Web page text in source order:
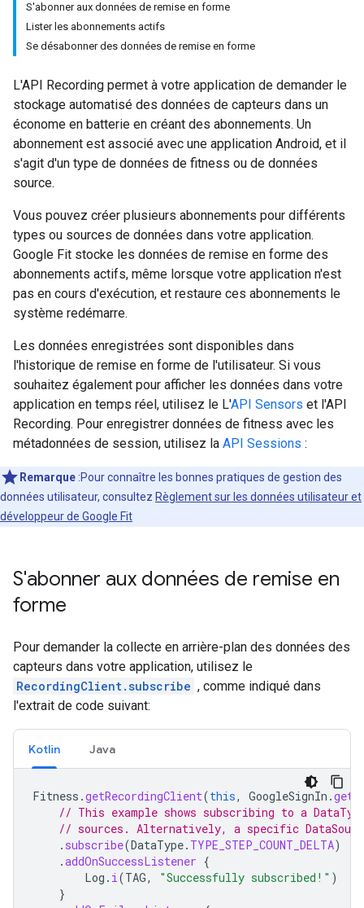
S'abonner aux données de remise en forme
Lister les abonnements actifs
Se désabonner des données de remise en forme
L'API Recording permet à votre application de demander le
stockage automatisé des données de capteurs dans un
économe en batterie en créant des abonnements. Un
abonnement est associé avec une application Android, et il
s'agit d'un type de données de fitness ou de données
source.
Vous pouvez créer plusieurs abonnements pour différents
types ou sources de données dans votre application.
Google Fit stocke les données de remise en forme des
abonnements actifs, même lorsque votre application n'est
pas en cours d'exécution, et restaure ces abonnements le
système redémarre.
Les données enregistrées sont disponibles dans
l'historique de remise en forme de l'utilisateur. Si vous
souhaitez également pour afficher les données dans votre
application en temps réel, utilisez le L'API Sensors et l'API
Recording. Pour enregistrer données de fitness avec les
métadonnées de session, utilisez la API Sessions :
Remarque :Pour connaître les bonnes pratiques de gestion des
données utilisateur, consultez Règlement sur les données utilisateur et
développeur de Google Fit
S'abonner aux données de remise en
forme
Pour demander la collecte en arrière-plan des données des
capteurs dans votre application, utilisez le
RecordingClient.subscribe , comme indiqué dans
l'extrait de code suivant:
Kotlin Java
Fitness .getRecordingClient(this, GoogleSignIn .
// This example shows subscribing to a
// sources. Alternatively, a specific
. subscribe(DataType. TYPE_STEP_COUNT_DELTA)
.addOnSuccessListener {
Log . i(TAG, "Successfully subscribed!" )
}